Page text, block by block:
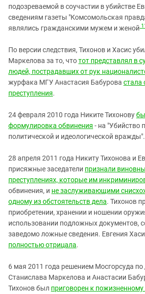
подозреваемой в соучастии в убийстве
сведениям газеты "Комсомольская
являлись гражданскими мужем и женой
По версии следствия, Тихонов и Хасис
Маркелова за то, чтотот представлял в
людей, пострадавших от рук
журфака МГУ Анастасия Бабурова стала
преступления.
24 февраля 2010 года Никите Тихонову
формулировка обвинения - на "Убийство
политической и идеологической вражды".
28 апреля 2011 года Никиту Тихонова и
присяжные заседатели признали
преступлениях, которые им
обвинения, и не заслуживающими
одному из обстоятельств дела. Тихонов
приобретении, хранении и ношении
использовании подложных документов,
заведомо ложные сведения. Евгения
полностью отрицала.
6 мая 2011 года решением Мосгорсуда по
Станислава Маркелова и Анастасии
Тихонов был приговорен к